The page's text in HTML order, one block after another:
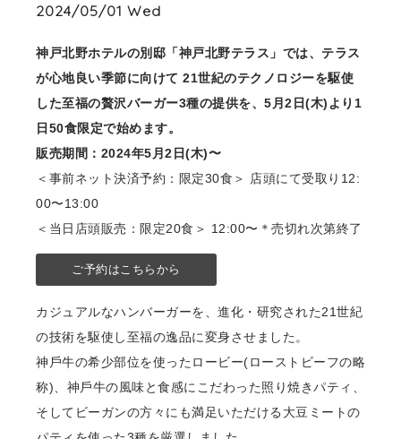
2024/05/01 Wed
神戸北野ホテルの別邸「神戸北野テラス」では、テラス
が⼼地良い季節に向けて 21世紀のテクノロジーを駆使
した⾄福の贅沢バーガー3種の提供を、5⽉2⽇(⽊)より1
⽇50⾷限定で始めます。
販売期間：2024年5⽉2⽇(⽊)〜
＜事前ネット決済予約：限定30⾷＞ 店頭にて受取り12:
00〜13:00
＜当⽇店頭販売：限定20⾷＞ 12:00〜＊売切れ次第終了
ご予約はこちらから
カジュアルなハンバーガーを、進化・研究された21世紀
の技術を駆使し⾄福の逸品に変⾝させました。
神⼾⽜の希少部位を使ったロービー(ローストビーフの略
称)、神⼾⽜の⾵味と⾷感にこだわった照り焼きパティ、
そしてビーガンの⽅々にも満⾜いただける⼤⾖ミートの